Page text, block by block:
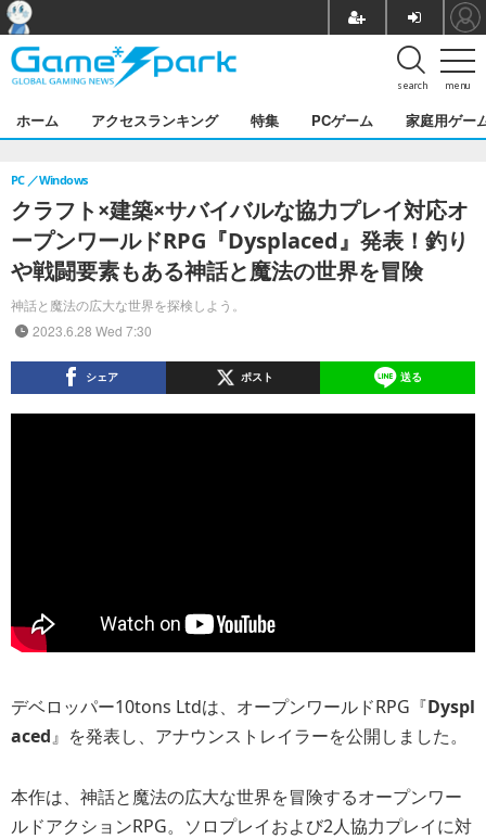
menu
search
ホーム アクセスランキング 特集 PCゲーム 家庭用ゲー
クラフト×建築×サバイバルな協力プレイ対応オ
ープンワールドRPG『Dysplaced』発表！釣り
や戦闘要素もある神話と魔法の世界を冒険
神話と魔法の広大な世界を探検しよう。
PC Windows
2023.6.28 Wed 7:30
シェア ポスト 送る
デベロッパー10tons Ltdは、オープンワールドRPG『Dyspl
aced』を発表し、アナウンストレイラーを公開しました。
本作は、神話と魔法の広大な世界を冒険するオープンワー
ルドアクションRPG。ソロプレイおよび2人協力プレイに対